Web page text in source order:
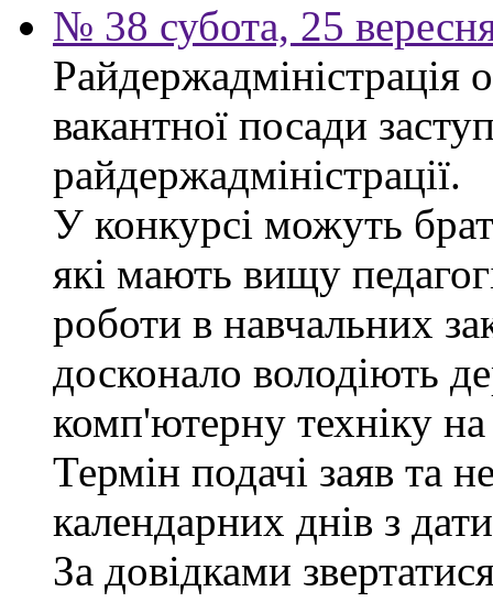
№ 38 субота, 25
Райдержадміністрація
вакантної посади
райдержадміністрації.
У конкурсі можуть
які мають вищу
роботи в навчальних
досконало володіють
комп'ютерну техніку на
Термін подачі заяв та
календарних днів з
За довідками